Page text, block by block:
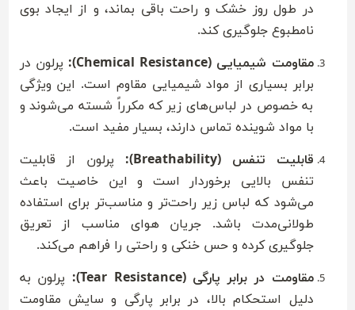
در طول روز خشک و راحت باقی بماند، و از ایجاد بوی
نامطبوع جلوگیری کند.
مقاومت شیمیایی (Chemical Resistance):
پرلون در
برابر بسیاری از مواد شیمیایی مقاوم است. این ویژگی
به خصوص در لباس‌های زیر که مکرراً شسته می‌شوند و
با مواد شوینده تماس دارند، بسیار مفید است.
قابلیت تنفس (Breathability):
پرلون از قابلیت
تنفس بالایی برخوردار است و این خاصیت باعث
می‌شود که لباس زیر راحت‌تر و مناسب‌تر برای استفاده
طولانی‌مدت باشد. جریان هوای مناسب از تعریق
جلوگیری کرده و حس خنکی و راحتی را فراهم می‌کند.
مقاومت در برابر پارگی (Tear Resistance):
پرلون به
دلیل استحکام بالا، در برابر پارگی و سایش مقاومت